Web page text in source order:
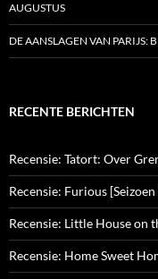
AUGUSTUS
DE AANSLAGEN VAN PARIJS:
RECENTE BERICHTEN
Recensie: Tatort: Over
Recensie: Furious
Recensie: Little House on
Recensie: Home Sweet